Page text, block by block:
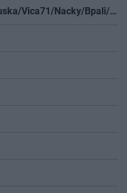
Toka Club/Labanc/Laruska/Vica71/Nacky/Bpali/Oldrider/Josefernando/Mcbull/Kawaszabi